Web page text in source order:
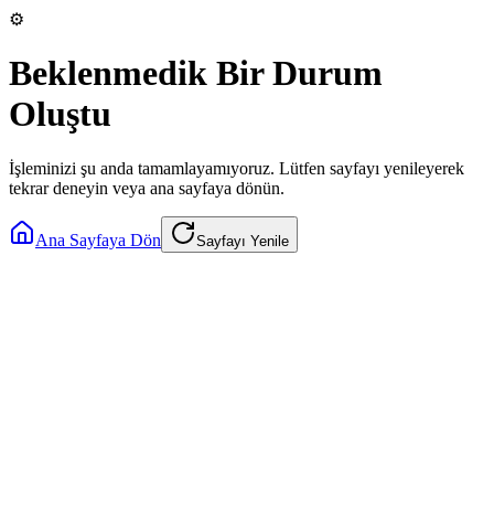
⚙️
Beklenmedik Bir Durum
Oluştu
İşleminizi şu anda tamamlayamıyoruz. Lütfen sayfayı yenileyerek
tekrar deneyin veya ana sayfaya dönün.
Ana Sayfaya Dön Sayfayı Yenile